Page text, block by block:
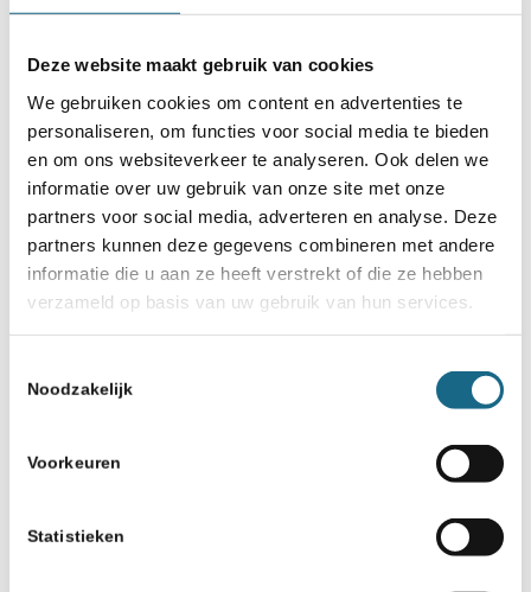
Deze website maakt gebruik van cookies
We gebruiken cookies om content en advertenties te
personaliseren, om functies voor social media te bieden
en om ons websiteverkeer te analyseren. Ook delen we
informatie over uw gebruik van onze site met onze
partners voor social media, adverteren en analyse. Deze
partners kunnen deze gegevens combineren met andere
informatie die u aan ze heeft verstrekt of die ze hebben
verzameld op basis van uw gebruik van hun services.
Noodzakelijk
Voorkeuren
Statistieken